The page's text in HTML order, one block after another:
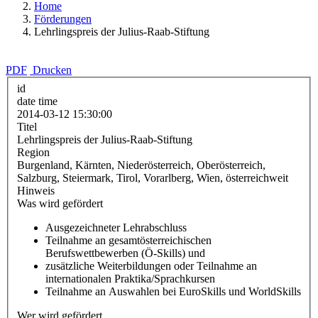
Home
Förderungen
Lehrlingspreis der Julius-Raab-Stiftung
PDF Drucken
id
date time
2014-03-12 15:30:00
Titel
Lehrlingspreis der Julius-Raab-Stiftung
Region
Burgenland, Kärnten, Niederösterreich, Oberösterreich,
Salzburg, Steiermark, Tirol, Vorarlberg, Wien, österreichweit
Hinweis
Was wird gefördert
Ausgezeichneter Lehrabschluss
Teilnahme an gesamtösterreichischen
Berufswettbewerben (Ö-Skills) und
zusätzliche Weiterbildungen oder Teilnahme an
internationalen Praktika/Sprachkursen
Teilnahme an Auswahlen bei EuroSkills und WorldSkills
Wer wird gefördert